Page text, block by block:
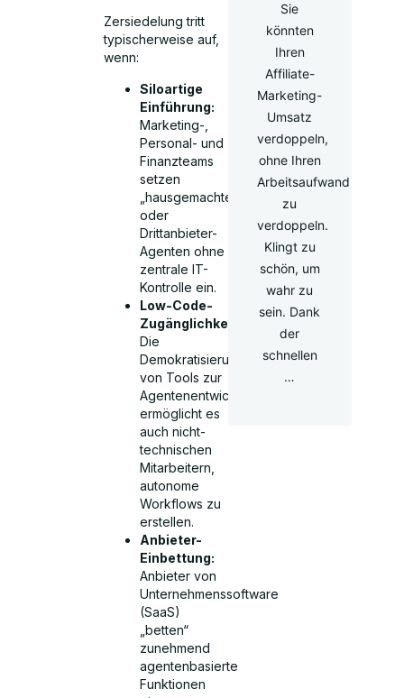
Zersiedelung tritt
typischerweise auf,
wenn:
Siloartige
Einführung:
Marketing-,
Personal- und
Finanzteams
setzen
„hausgemachte“
oder
Drittanbieter-
Agenten ohne
zentrale IT-
Kontrolle ein.
Low-Code-
Zugänglichkeit:
Die
Demokratisierung
von Tools zur
Agentenentwicklung
ermöglicht es
auch nicht-
technischen
Mitarbeitern,
autonome
Workflows zu
erstellen.
Anbieter-
Einbettung:
Anbieter von
Unternehmenssoftware
(SaaS)
„betten“
zunehmend
agentenbasierte
Funktionen
Sie
könnten
Ihren
Affiliate-
Marketing-
Umsatz
verdoppeln,
ohne Ihren
Arbeitsaufwand
zu
verdoppeln.
Klingt zu
schön, um
wahr zu
sein. Dank
der
schnellen
…